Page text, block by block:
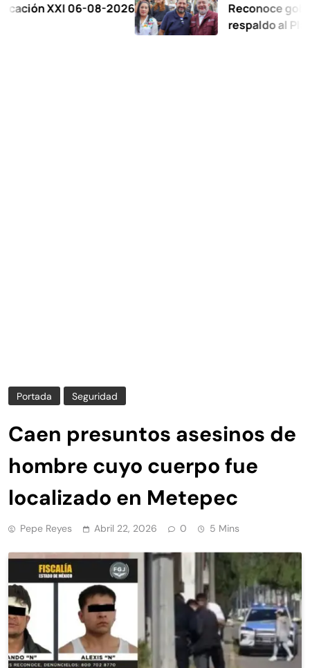
06-08-2026
Reconoce
respaldo al Plan de la
Portada Seguridad
Caen presuntos asesinos de
hombre cuyo cuerpo fue
localizado en Metepec
Pepe Reyes Abril 22, 2026 0 5 Mins